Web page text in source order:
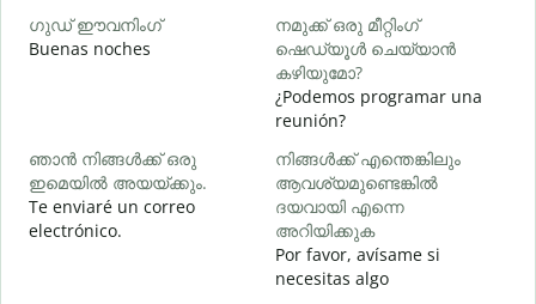
ഗുഡ് ഈവനിംഗ്
Buenas noches
നമുക്ക് ഒരു മീറ്റിംഗ്
ഷെഡ്യൂൾ ചെയ്യാൻ
കഴിയുമോ?
¿Podemos programar una
reunión?
ഞാൻ നിങ്ങൾക്ക് ഒരു
ഇമെയിൽ അയയ്ക്കും.
Te enviaré un correo
electrónico.
നിങ്ങൾക്ക് എന്തെങ്കിലും
ആവശ്യമുണ്ടെങ്കിൽ
ദയവായി എന്നെ
അറിയിക്കുക
Por favor, avísame si
necesitas algo